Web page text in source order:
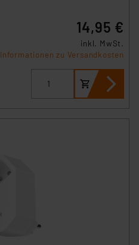
14,95 €
inkl. MwSt.
Informationen zu Versandkosten